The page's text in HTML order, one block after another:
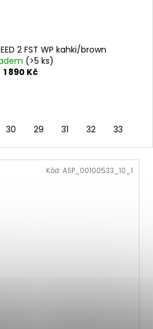
2 FST WP kahki/brown
(>5 ks)
1 890 Kč
30 29 31 32 33
Kód: ASP_00100533_10_1